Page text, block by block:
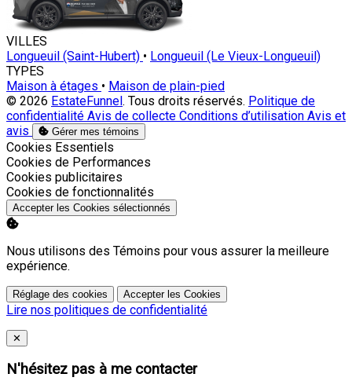
VILLES
Longueuil (Saint-Hubert) • Longueuil (Le Vieux-Longueuil)
TYPES
Maison à étages • Maison de plain-pied
© 2026 EstateFunnel. Tous droits réservés. Politique de
confidentialité Avis de collecte Conditions d’utilisation Avis et
avis
Gérer mes témoins
Activer
Cookies Essentiels
Activer
Cookies de Performances
Activer
Cookies publicitaires
Activer
Cookies de fonctionnalités
Accepter les Cookies sélectionnés
Nous utilisons des Témoins pour vous assurer la meilleure
expérience.
Réglage des cookies Accepter les Cookies
Lire nos politiques de confidentialité
Close
✕
N'hésitez pas à me contacter